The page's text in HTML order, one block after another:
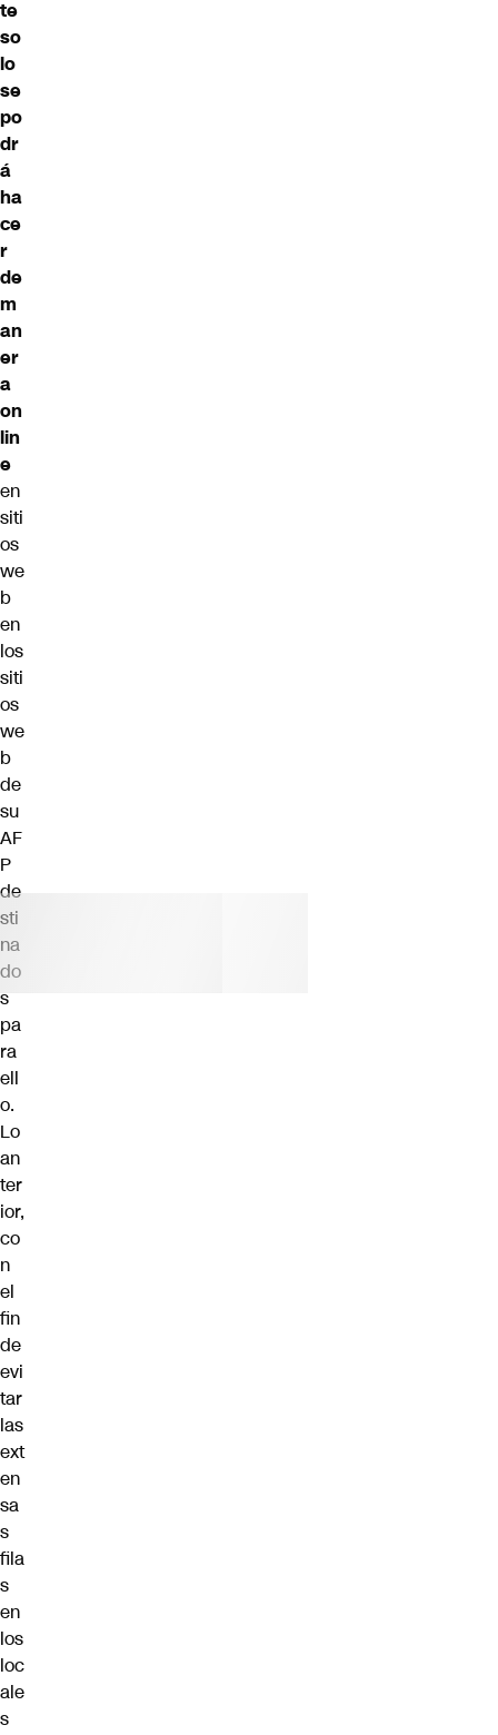
te
so
lo
se
po
dr
á
ha
ce
r
de
m
an
er
a
on
lin
e
en
siti
os
we
b
en
los
siti
os
we
b
de
su
AF
P
de
sti
na
do
s
pa
ra
ell
o.
Lo
an
ter
ior,
co
n
el
fin
de
evi
tar
las
ext
en
sa
s
fila
s
en
los
loc
ale
s